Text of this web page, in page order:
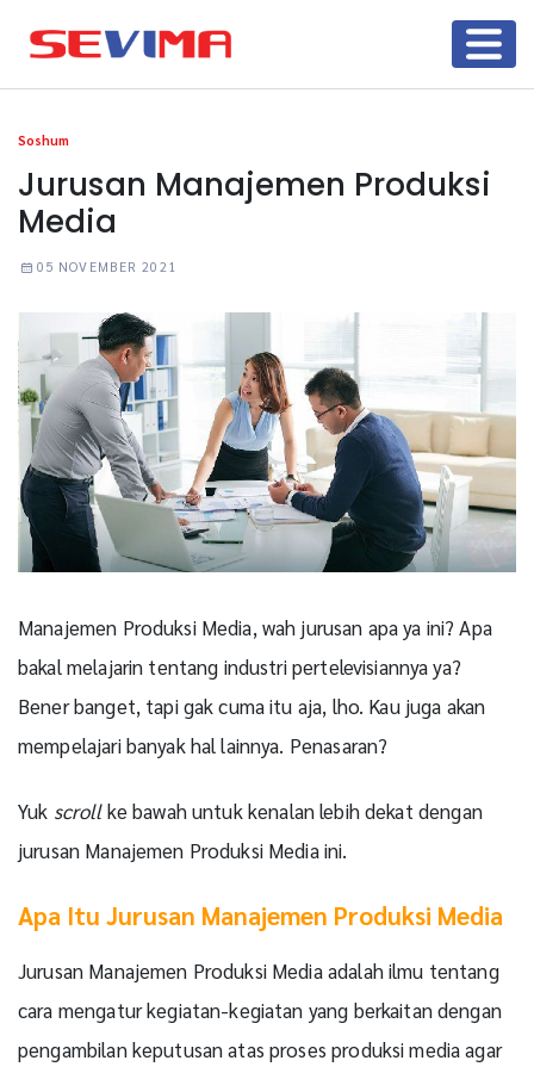
Soshum
Jurusan Manajemen Produksi
Media
05 NOVEMBER 2021
Manajemen Produksi Media, wah jurusan apa ya ini? Apa
bakal melajarin tentang industri pertelevisiannya ya?
Bener banget, tapi gak cuma itu aja, lho. Kau juga akan
mempelajari banyak hal lainnya. Penasaran?
Yuk scrollke bawah untuk kenalan lebih dekat dengan
jurusan Manajemen Produksi Media ini.
Apa Itu Jurusan Manajemen Produksi Media
Jurusan Manajemen Produksi Media adalah ilmu tentang
cara mengatur kegiatan-kegiatan yang berkaitan dengan
pengambilan keputusan atas proses produksi media agar